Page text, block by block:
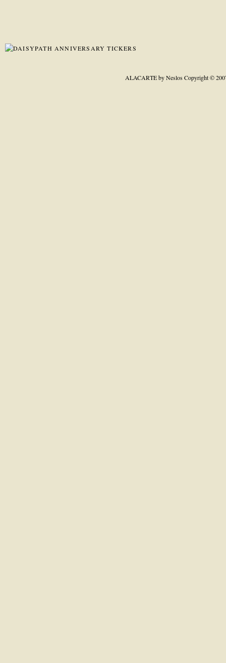
ALACARTE by NeslosCopyright ©